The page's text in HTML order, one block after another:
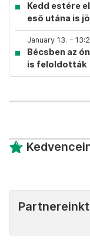
Kedd estére
eső utána is
January 13. –
Bécsben az
is feloldották